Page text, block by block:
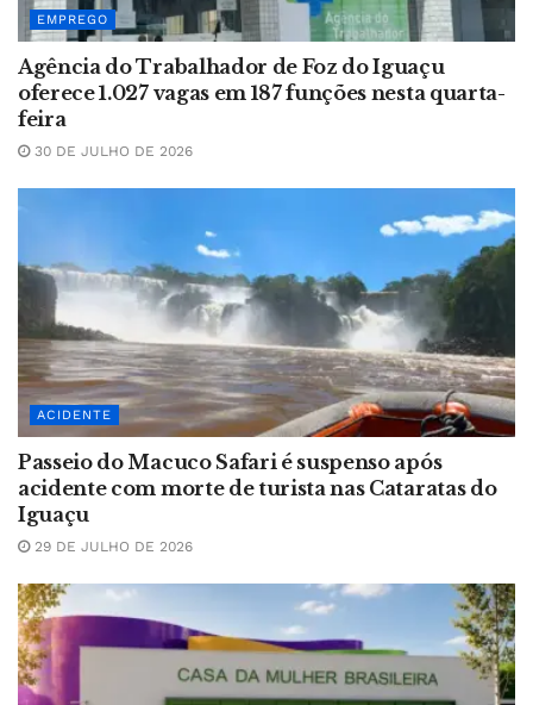
EMPREGO
Agência do Trabalhador de Foz do Iguaçu
oferece 1.027 vagas em 187 funções nesta quarta-
feira
30 DE JULHO DE 2026
ACIDENTE
Passeio do Macuco Safari é suspenso após
acidente com morte de turista nas Cataratas do
Iguaçu
29 DE JULHO DE 2026